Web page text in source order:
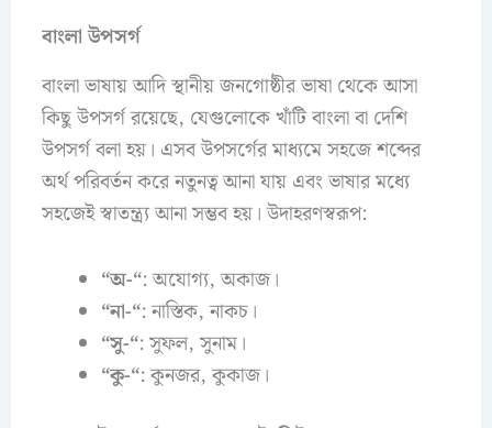
বাংলা উপসর্গ
বাংলা ভাষায় আদি স্থানীয় জনগোষ্ঠীর ভাষা থেকে আসা
কিছু উপসর্গ রয়েছে, যেগুলোকে খাঁটি বাংলা বা দেশি
উপসর্গ বলা হয়। এসব উপসর্গের মাধ্যমে সহজে শব্দের
অর্থ পরিবর্তন করে নতুনত্ব আনা যায় এবং ভাষার মধ্যে
সহজেই স্বাতন্ত্র্য আনা সম্ভব হয়। উদাহরণস্বরূপ:
“অ-“: অযোগ্য, অকাজ।
“না-“: নাস্তিক, নাকচ।
“সু-“: সুফল, সুনাম।
“কু-“: কুনজর, কুকাজ।​